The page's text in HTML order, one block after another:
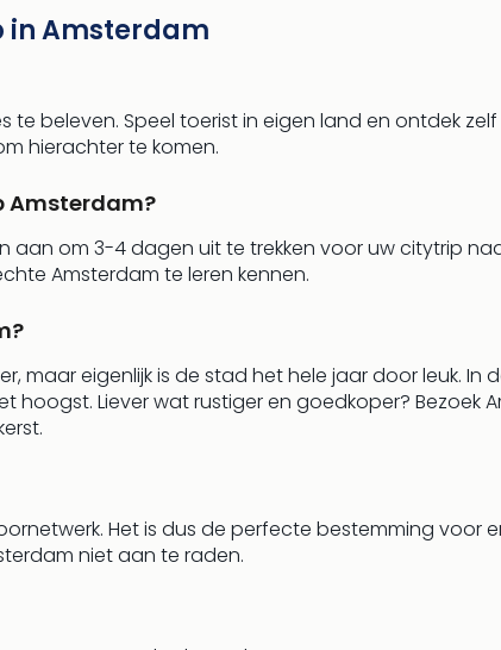
in Amsterdam
beleven. Speel toerist in eigen land en ontdek
hierachter te komen.
Amsterdam?
aan om 3-4 dagen uit te trekken voor uw citytrip
Amsterdam te leren kennen.
maar eigenlijk is de stad het hele jaar door leuk. In
hoogst. Liever wat rustiger en goedkoper? Bezoek
Het is dus de perfecte bestemming voor
niet aan te raden.